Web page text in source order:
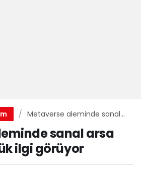
Metaverse aleminde sanal
görüyorsanal arsa
ilgi görüyor